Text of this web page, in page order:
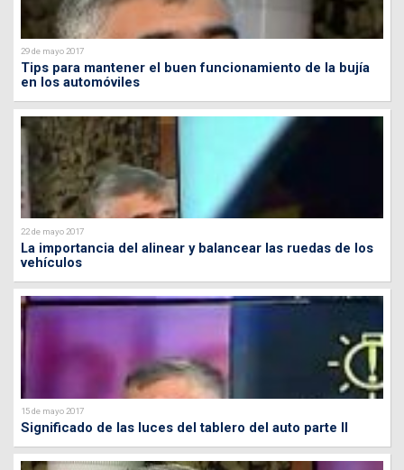
29 de mayo 2017
Tips para mantener el buen funcionamiento de la bujía
en los automóviles
22 de mayo 2017
La importancia del alinear y balancear las ruedas de los
vehículos
15 de mayo 2017
Significado de las luces del tablero del auto parte II